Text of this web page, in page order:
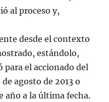
al proceso y,
desde el contexto
estándolo,
el accionado del
agosto de 2013 o
año a la última fecha.